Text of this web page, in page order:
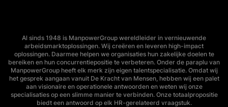
Al sinds 1948 is ManpowerGroup wereldleider in vernieuwende
arbeidsmarktoplossingen. Wij creëren en leveren high-impact
oplossingen. Daarmee helpen we organisaties hun zakelijke doelen te
bereiken en hun concurrentiepositie te verbeteren. Onder de paraplu van
ManpowerGroup heeft elk merk zijn eigen talentspecialisatie. Omdat wij
het gesprek aangaan vanuit De Kracht van Mensen, hebben wij een palet
aan visionaire en operationele antwoorden en weten wij onze
specialisaties op een slimme manier te verbinden. Onze totaalpropositie
biedt een antwoord op elk HR-gerelateerd vraagstuk.